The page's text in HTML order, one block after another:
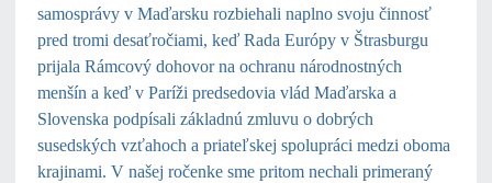
samosprávy v Maďarsku rozbiehali naplno svoju činnosť
pred tromi desaťročiami, keď Rada Európy v Štrasburgu
prijala Rámcový dohovor na ochranu národnostných
menšín a keď v Paríži predsedovia vlád Maďarska a
Slovenska podpísali základnú zmluvu o dobrých
susedských vzťahoch a priateľskej spolupráci medzi oboma
krajinami. V našej ročenke sme pritom nechali primeraný